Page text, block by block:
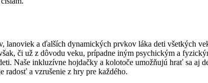
lanoviek a ďalších dynamických prvkov láka deti všetkých
či už z dôvodu veku, prípadne iným psychickým a
Naše inkluzívne hojdačky a kolotoče umožňujú hrať sa aj
radosť a vzrušenie z hry pre každého.